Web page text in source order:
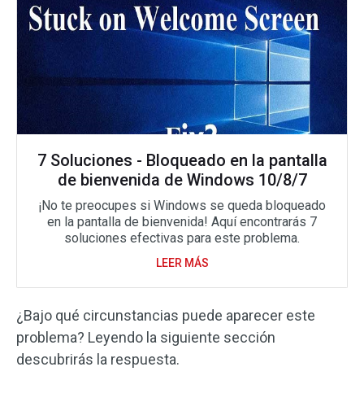
7 Soluciones - Bloqueado en la pantalla
de bienvenida de Windows 10/8/7
¡No te preocupes si Windows se queda bloqueado
en la pantalla de bienvenida! Aquí encontrarás 7
soluciones efectivas para este problema.
LEER MÁS
¿Bajo qué circunstancias puede aparecer este
problema? Leyendo la siguiente sección
descubrirás la respuesta.